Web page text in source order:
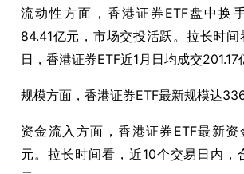
流动性方面，香港证券 ETF盘中换
84.41亿元，市场交投活跃。拉长时间
日，香港证券ETF近1月日均成交201.17
规模方面，香港证券ETF最新规模达
资金流入方面，香港证券 ETF最新资
元。拉长时间看，近10个交易日内，